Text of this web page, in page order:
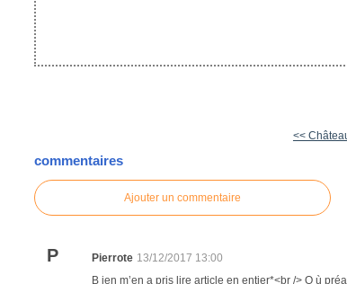
<<
commentaires
Ajouter un commentaire
P Pierrote 13/12/2017 13:00
B ien m’en a pris lire article en entier*<br /> O ù